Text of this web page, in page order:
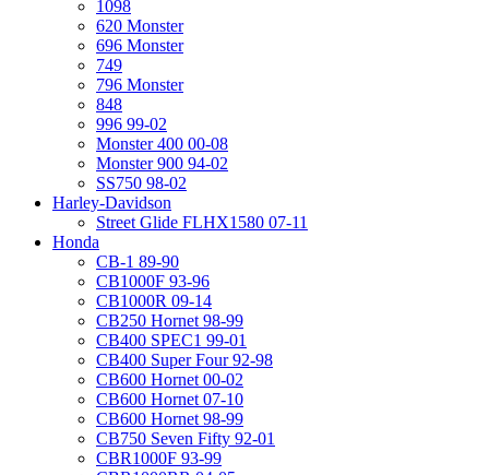
1098
620 Monster
696 Monster
749
796 Monster
848
996 99-02
Monster 400 00-08
Monster 900 94-02
SS750 98-02
Harley-Davidson
Street Glide FLHX1580 07-11
Honda
CB-1 89-90
CB1000F 93-96
CB1000R 09-14
CB250 Hornet 98-99
CB400 SPEC1 99-01
CB400 Super Four 92-98
CB600 Hornet 00-02
CB600 Hornet 07-10
CB600 Hornet 98-99
CB750 Seven Fifty 92-01
CBR1000F 93-99